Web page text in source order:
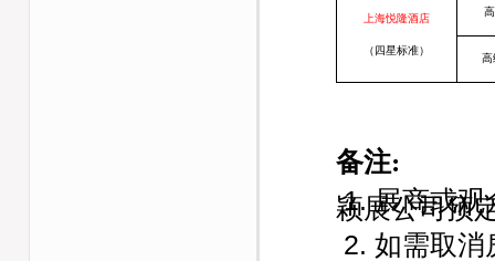
上海悦隆酒店
（四星标准）
高
备注:
1. 展商或观
颖展公司预
2. 如需取消